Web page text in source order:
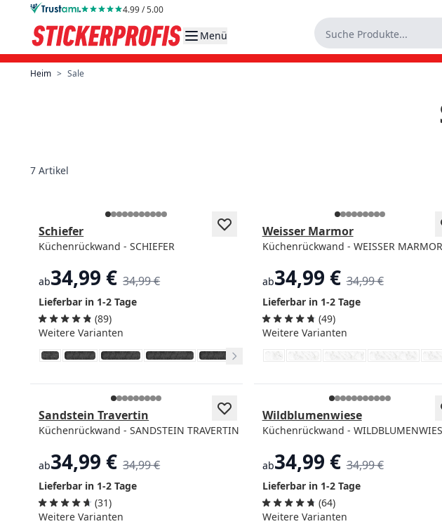
Direkt zum Inhalt 4.99 / 5.00
Menü
Heim > Sale
7 Artikel
Schiefer
Küchenrückwand - SCHIEFER
ab34,99 € 34,99 €
Lieferbar in 1-2 Tage
(89)
Weitere Varianten
Weisser Marmor
Küchenrückwand - WEISSER MARMOR
ab34,99 € 34,99 €
Lieferbar in 1-2 Tage
(49)
Weitere Varianten
Sandstein Travertin
Küchenrückwand - SANDSTEIN TRAVERTIN
ab34,99 € 34,99 €
Lieferbar in 1-2 Tage
(31)
Weitere Varianten
Wildblumenwiese
Küchenrückwand -
ab34,99 € 34,99 €
Lieferbar in 1-2 Tage
(64)
Weitere Varianten